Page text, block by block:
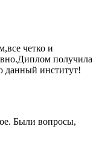
четко и
получила
данный институт!
Были вопросы,